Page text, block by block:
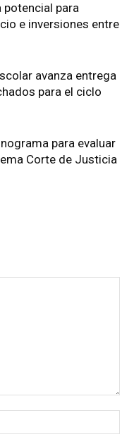
potencial para
e inversiones entre
avanza entrega
para el ciclo
para evaluar
Corte de Justicia